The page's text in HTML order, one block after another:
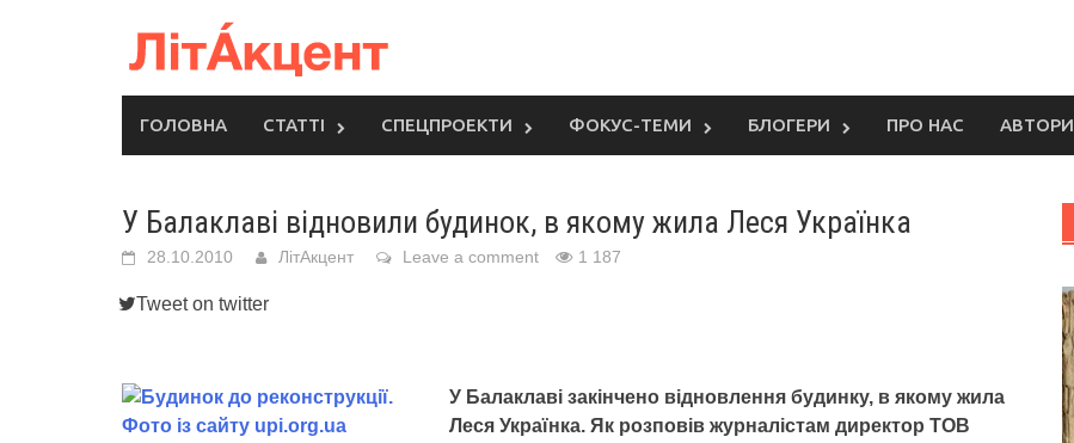
ГОЛОВНА СТАТТІ СПЕЦПРОЕКТИ ФОКУС-ТЕМИ БЛОГЕРИ ПРО НАС АВТОРИ
У Балаклаві відновили будинок, в якому жила Леся Українка
28.10.2010 ЛітАкцент Leave a comment 1 187
Tweet on twitter
У Балаклаві закінчено відновлення будинку, в якому жила
Леся Українка. Як розповів журналістам директор ТОВ